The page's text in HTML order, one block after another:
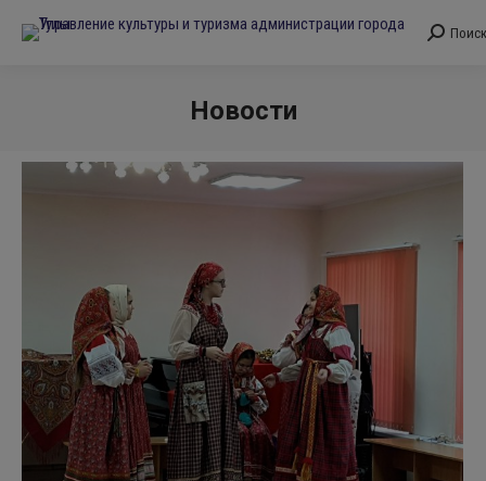
Поиск:
Поиск
Новости